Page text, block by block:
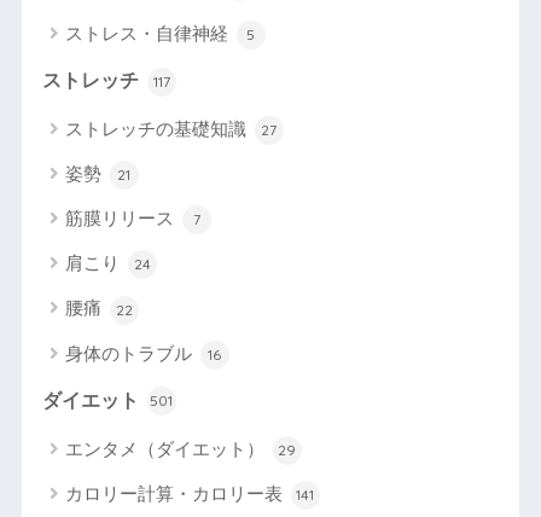
ストレス・自律神経 5
ストレッチ 117
ストレッチの基礎知識 27
姿勢 21
筋膜リリース 7
肩こり 24
腰痛 22
身体のトラブル 16
ダイエット 501
エンタメ（ダイエット） 29
カロリー計算・カロリー表 141